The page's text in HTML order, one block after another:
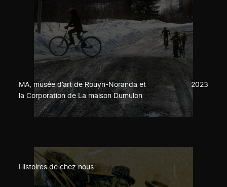
MA, musée d’art de Rouyn-Noranda et
la Corporation de La maison Dumulon
2023
Histoires de chez nous